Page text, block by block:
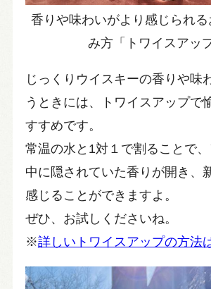
香りや味わいがより感じられ
み方「トワイスアップ
じっくりウイスキーの香りや味
うときには、トワイスアップで
すすめです。
常温の水と1対１で割ることで
中に隠されていた香りが開き、
感じることができますよ。
ぜひ、お試しくださいね。
※詳しいトワイスアップの方法